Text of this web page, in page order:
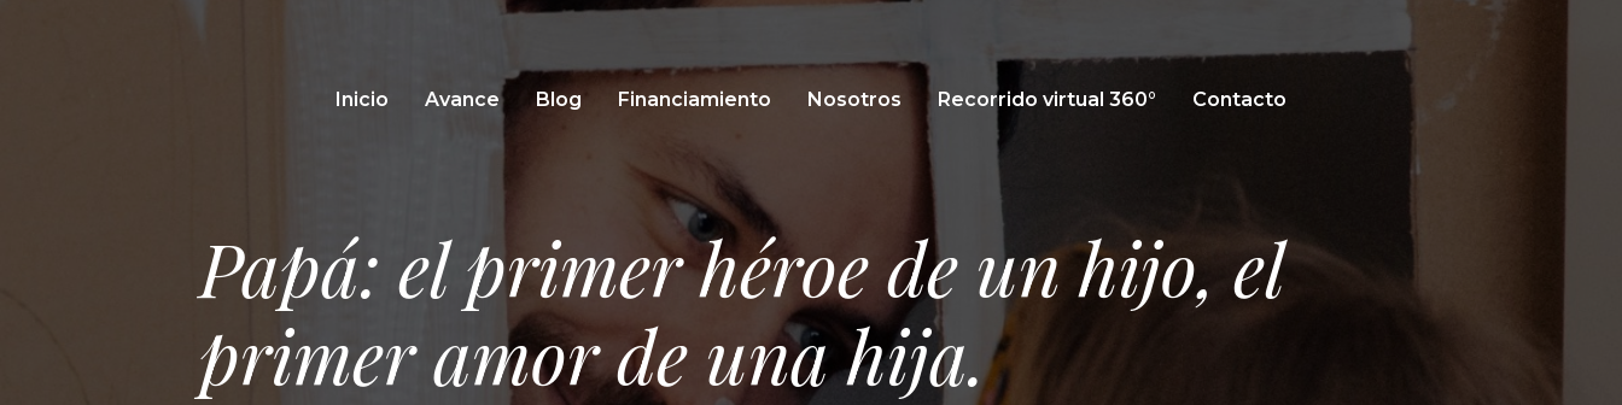
Inicio Avance Blog Financiamiento Nosotros Recorrido virtual 360° Contacto
Papá: el primer héroe de un hijo, el
primer amor de una hija.